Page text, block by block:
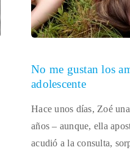
No me gustan los
adolescente
Hace unos días, Zoé
años – aunque, ella
acudió a la consulta,